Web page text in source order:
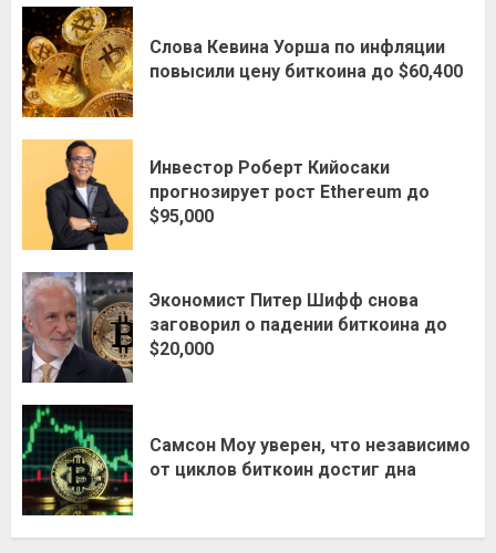
Слова Кевина Уорша по инфляции
повысили цену биткоина до $60,400
Инвестор Роберт Кийосаки
прогнозирует рост Ethereum до
$95,000
Экономист Питер Шифф снова
заговорил о падении биткоина до
$20,000
Самсон Моу уверен, что независимо
от циклов биткоин достиг дна